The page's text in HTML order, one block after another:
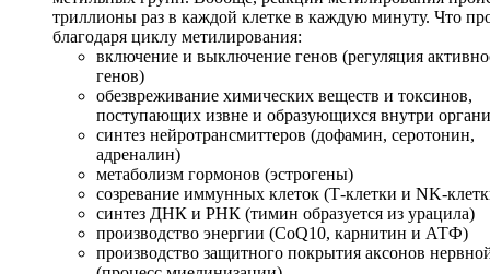
триллионы раз в каждой клетке в каждую минуту. Что
благодаря циклу метилирования:
включение и выключение генов (регуляция
генов)
обезвреживание химических веществ и токсинов,
поступающих извне и образующихся внутри
синтез нейротрансмиттеров (дофамин, серотонин,
адреналин)
метаболизм гормонов (эстрогены)
созревание иммунных клеток (Т-клетки и NK-
синтез ДНК и РНК (тимин образуется из урацила)
производство энергии (CoQ10, карнитин и АТФ)
производство защитного покрытия аксонов